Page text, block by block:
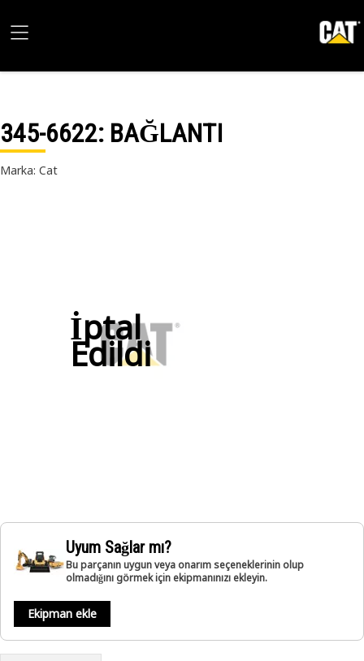
345-6622: BAĞLANTI
Marka: Cat
İptal
Edildi
Uyum Sağlar mı?
Bu parçanın uygun veya onarım seçeneklerinin olup
olmadığını görmek için ekipmanınızı ekleyin.
Ekipman ekle